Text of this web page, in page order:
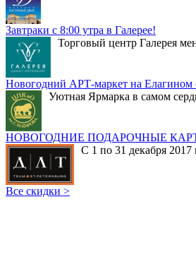
Завтраки с 8:00 утра в Галерее!
Торговый центр Галерея
Новогодний АРТ-маркет на Елагином
Уютная Ярмарка в самом
НОВОГОДНИЕ ПОДАРОЧНЫЕ
С 1 по 31 декабря 2017
Все скидки >